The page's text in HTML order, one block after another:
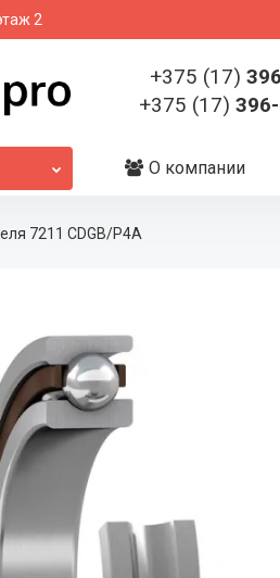
2
+375 (17)
+375 (17)
О компании
7211 CDGB/P4A